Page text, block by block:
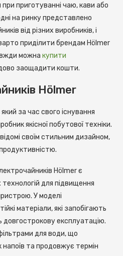
приготуванні чаю, кави або
на ринку представлено
від різних виробників, і
приділити брендам Hölmer
можна купити
заощадити кошти.
Hölmer
за час свого існування
якісної побутової техніки.
своїм стильним дизайном,
Hölmer є
для підвищення
У моделі
матеріали, які запобігають
довгострокову експлуатацію.
для води, що
та продовжує термін